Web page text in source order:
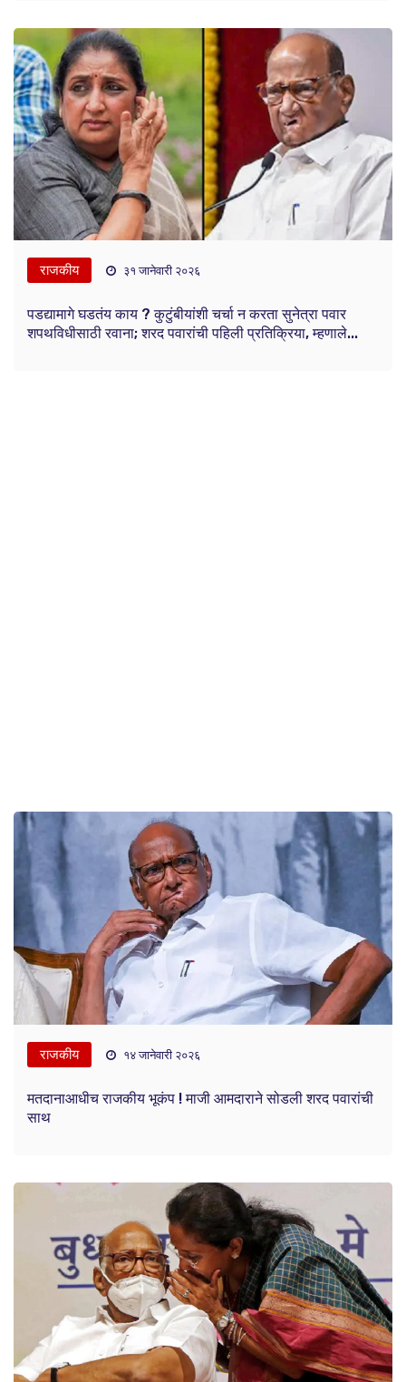
राजकीय ३१ जानेवारी २०२६
पडद्यामागे घडतंय काय ? कुटुंबीयांशी चर्चा न करता सुनेत्रा पवार
शपथविधीसाठी रवाना; शरद पवारांची पहिली प्रतिक्रिया, म्हणाले...
राजकीय १४ जानेवारी २०२६
मतदानाआधीच राजकीय भूकंप ! माजी आमदाराने सोडली शरद पवारांची
साथ